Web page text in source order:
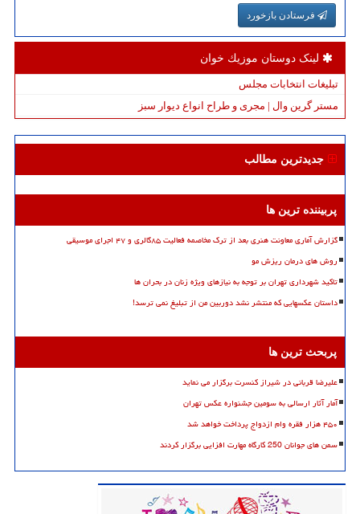
فرستادن بازخورد
لینک دوستان موزیك خوان
تبلیغات انتخابات مجلس
مستر گرین وال | مجری و طراح انواع دیوار سبز
جدیدترین مطالب
پربیننده ترین ها
گزارش آماری معاونت هنری بعد از ترک مخاصمه فعالیت ۸۵گالری و ۴۷ اجرای موسیقی
روش های درمان ریزش مو
تاکید شهرداری تهران بر توجه به نیازهای ویژه زنان در بحران ها
داستان عکسهایی که منتشر نشد دوربین من از تبلیغ نمی ترسد!
پربحث ترین ها
علیرضا قربانی در شیراز کنسرت برگزار می نماید
آمار آثار ارسالی به سومین جشنواره عکس تهران
۴۵۰ هزار فقره وام ازدواج پرداخت خواهد شد
سمن های جوانان 250 کارگاه مهارت افزایی برگزار کردند